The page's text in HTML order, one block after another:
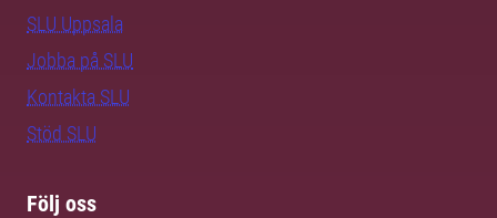
SLU Uppsala
Jobba på SLU
Kontakta SLU
Stöd SLU
Följ oss